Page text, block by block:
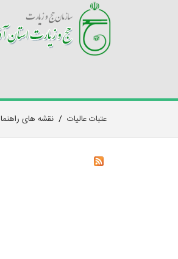
عتبات عالیات / نقشه های راهنما